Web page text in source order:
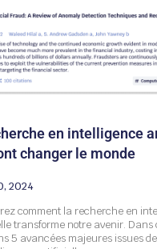
en intelligence
changer le monde
2024
comment la recherche en
transforme notre avenir. Dans
5 avancées majeures issues